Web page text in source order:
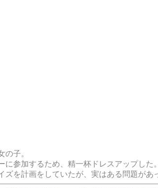
の子。
参加するため、精一杯ドレスアップした。